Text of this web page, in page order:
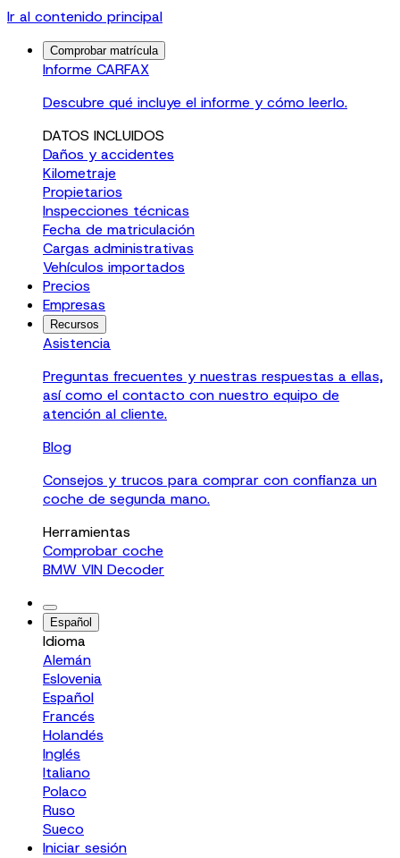
Ir al contenido principal
Comprobar matrícula
Informe CARFAX
Descubre qué incluye el informe y cómo leerlo.
DATOS INCLUIDOS
Daños y accidentes
Kilometraje
Propietarios
Inspecciones técnicas
Fecha de matriculación
Cargas administrativas
Vehículos importados
Precios
Empresas
Recursos
Asistencia
Preguntas frecuentes y nuestras respuestas a ellas,
así como el contacto con nuestro equipo de
atención al cliente.
Blog
Consejos y trucos para comprar con confianza un
coche de segunda mano.
Herramientas
Comprobar coche
BMW VIN Decoder
Español
Idioma
Alemán
Eslovenia
Español
Francés
Holandés
Inglés
Italiano
Polaco
Ruso
Sueco
Iniciar sesión